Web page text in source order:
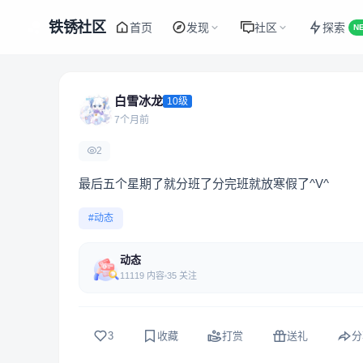
铁锈社区 首页 发现 社区 探索
白雪冰龙 10级
7个月前
2
最后五个星期了就分班了分完班就放寒假了^V^
#动态
动态
11119 内容 35 关注
3 收藏 打赏 送礼